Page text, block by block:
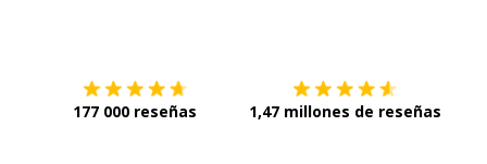
177 000 reseñas 1,47 millones de reseñas